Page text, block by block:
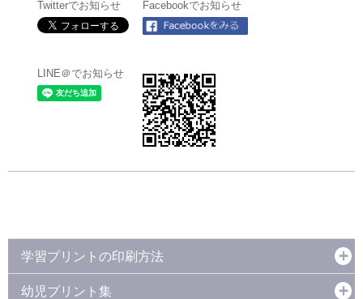
Twitterでお知らせ Facebookでお知らせ
LINE＠でお知らせ
学習プリントの印刷方法
幼児プリント集